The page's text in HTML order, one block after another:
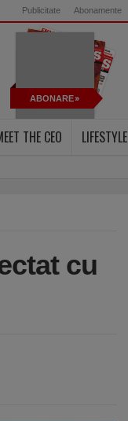
Publicitate Abonamente
ABONARE
THE CEO LIFESTYLE
cu